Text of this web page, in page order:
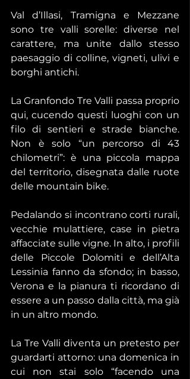
Val d’Illasi, Tramigna e Mezzane
sono tre valli sorelle: diverse nel
carattere, ma unite dallo stesso
paesaggio di colline, vigneti, ulivi e
borghi antichi.
La Granfondo Tre Valli passa proprio
qui, cucendo questi luoghi con un
filo di sentieri e strade bianche.
Non è solo “un percorso di 43
chilometri”: è una piccola mappa
del territorio, disegnata dalle ruote
delle mountain bike.
Pedalando si incontrano corti rurali,
vecchie mulattiere, case in pietra
affacciate sulle vigne. In alto, i profili
delle Piccole Dolomiti e dell’Alta
Lessinia fanno da sfondo; in basso,
Verona e la pianura ti ricordano di
essere a un passo dalla città, ma già
in un altro mondo.
La Tre Valli diventa un pretesto per
guardarti attorno: una domenica in
cui non stai solo “facendo una